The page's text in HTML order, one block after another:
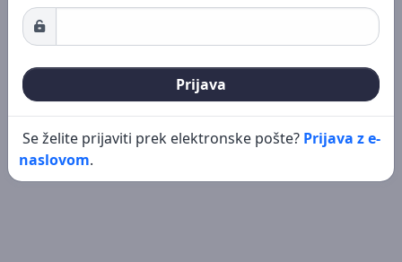
Prijava
Se želite prijaviti prek elektronske pošte? Prijava z e-
naslovom.